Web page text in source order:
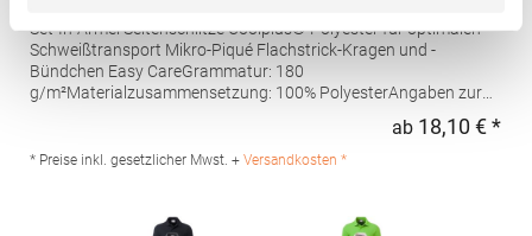
Set-In-Ärmel Seitenschlitze Coolplus®-Polyester für optimalen
Schweißtransport Mikro-Piqué Flachstrick-Kragen und -
Bündchen Easy CareGrammatur: 180
g/m²Materialzusammensetzung: 100% PolyesterAngaben zur
Kingsfordweg 151 1043GR Amsterdam Niederlande E-Mail:
marketing@henbury.com
ab 18,10 € *
* Preise inkl. gesetzlicher Mwst. + Versandkosten *